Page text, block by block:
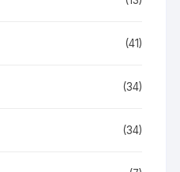
(41)
(34)
(34)